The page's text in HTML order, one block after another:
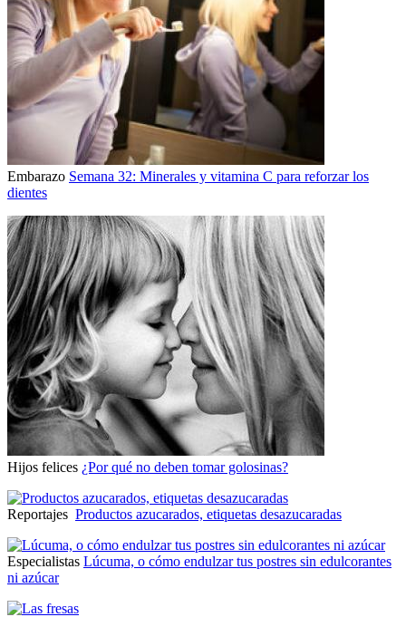
Embarazo Semana 32: Minerales y vitamina C para reforzar los
dientes
Hijos felices ¿Por qué no deben tomar golosinas?
Reportajes Productos azucarados, etiquetas desazucaradas
Especialistas Lúcuma, o cómo endulzar tus postres sin edulcorantes
ni azúcar